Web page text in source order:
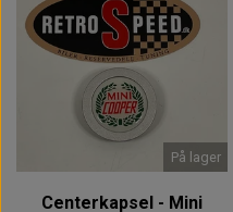
På lager
Centerkapsel - Mini